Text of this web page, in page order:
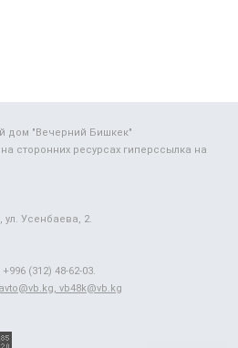
дом "Вечерний Бишкек"
сторонних ресурсах гиперссылка на
ул. Усенбаева, 2.
+996 (312) 48-62-03.
vb48k@vb.kg